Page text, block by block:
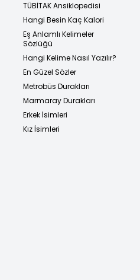
TÜBİTAK Ansiklopedisi
Hangi Besin Kaç Kalori
Eş Anlamlı Kelimeler
Sözlüğü
Hangi Kelime Nasıl Yazılır?
En Güzel Sözler
Metrobüs Durakları
Marmaray Durakları
Erkek İsimleri
Kız İsimleri